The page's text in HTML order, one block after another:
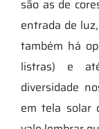
são as de
entrada de
também há
listras) e
diversidade
em tela solar